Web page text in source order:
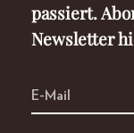
passiert.
Newsletter